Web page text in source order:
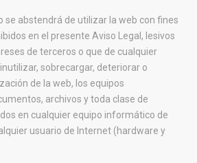
se abstendrá de utilizar la web con fines
en el presente Aviso Legal, lesivos
de terceros o que de cualquier
sobrecargar, deteriorar o
de la web, los equipos
archivos y toda clase de
en cualquier equipo informático de
usuario de Internet (hardware y